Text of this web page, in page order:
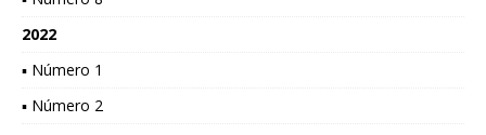
2022
▪ Número 1
▪ Número 2